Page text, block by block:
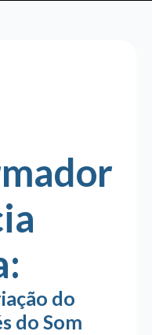
do
do Som